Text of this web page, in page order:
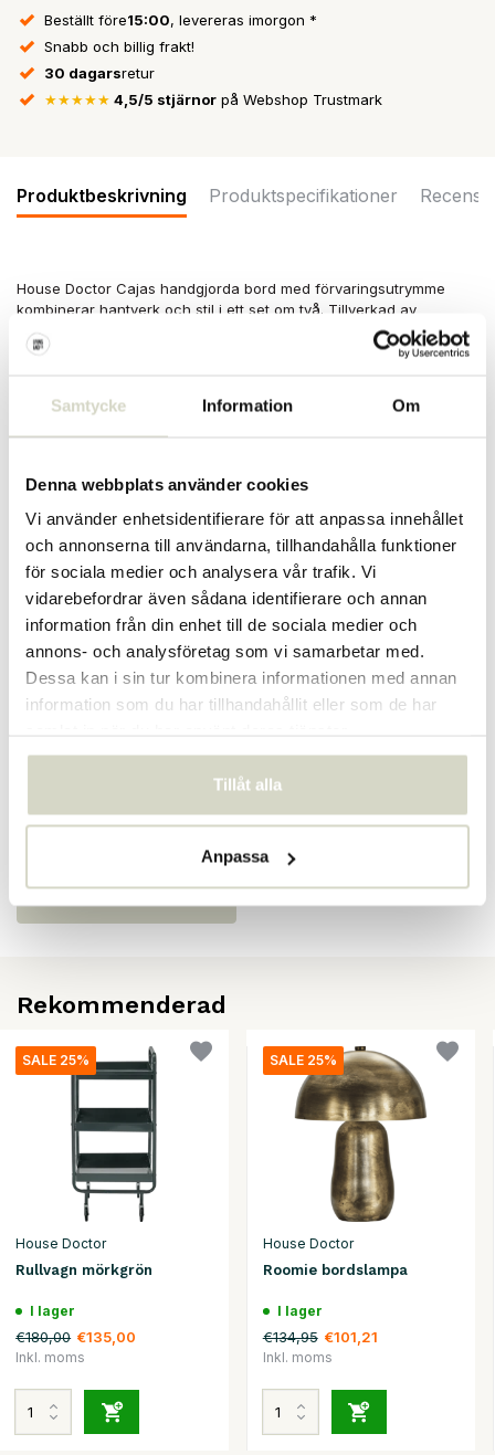
Samtycke Information Om
Denna webbplats använder cookies
Vi använder enhetsidentifierare för att anpassa innehållet
och annonserna till användarna, tillhandahålla funktioner
för sociala medier och analysera vår trafik. Vi
vidarebefordrar även sådana identifierare och annan
information från din enhet till de sociala medier och
annons- och analysföretag som vi samarbetar med.
Dessa kan i sin tur kombinera informationen med annan
information som du har tillhandahållit eller som de har
Tillåt alla
Anpassa
Beställt före15:00, levereras imorgon *
Snabb och billig frakt!
30 dagarsretur
★★★★★ 4,5/5 stjärnor på Webshop Trustmark
Produktbeskrivning Produktspecifikationer
House Doctor Cajas handgjorda bord med förvaringsutrymme
kombinerar hantverk och stil i ett set om två. Tillverkad av
aluminium och järn, avslutad i antikt guld. Mått 45x45x38,5cm
och 52x52x42cm
bredd 52 cm
Material: aluminium, järn
färg och storlek per vara.
PRODUKTSPECIFIKATIONER
Artikelnummer 203821704
SKU 203821704
EAN 5707644900363
Rekommenderad
SALE 25%
House Doctor
Rullvagn mörkgrön
I lager
€180,00 €135,00
Inkl. moms
SALE 25%
House Doctor
Roomie bordslampa
I lager
€134,95 €101,21
Inkl. moms